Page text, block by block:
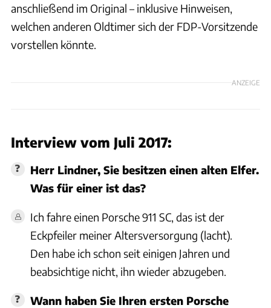
anschließend im Original – inklusive Hinweisen,
welchen anderen Oldtimer sich der FDP-Vorsitzende
vorstellen könnte.
ANZEIGE
Interview vom Juli 2017:
Herr Lindner, Sie besitzen einen alten Elfer.
Was für einer ist das?
Ich fahre einen Porsche 911 SC, das ist der
Eckpfeiler meiner Altersversorgung (lacht).
Den habe ich schon seit einigen Jahren und
beabsichtige nicht, ihn wieder abzugeben.
Wann haben Sie Ihren ersten Porsche